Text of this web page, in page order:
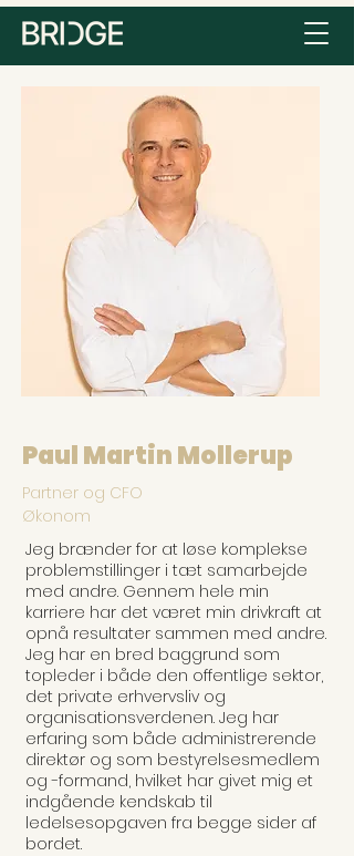
Paul Martin Mollerup
Partner og CFO
Økonom
Jeg brænder for at løse komplekse
problemstillinger i tæt samarbejde
med andre. Gennem hele min
karriere har det været min drivkraft at
opnå resultater sammen med andre.
Jeg har en bred baggrund som
topleder i både den offentlige sektor,
det private erhvervsliv og
organisationsverdenen. Jeg har
erfaring som både administrerende
direktør og som bestyrelsesmedlem
og -formand, hvilket har givet mig et
indgående kendskab til
ledelsesopgaven fra begge sider af
bordet.